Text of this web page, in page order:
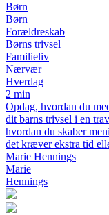
Børn
Børn
Forældreskab
Børns trivsel
Familieliv
Nærvær
Hverdag
2 min
Opdag, hvordan du
dit barns trivsel i en
hvordan du skaber
det kræver ekstra tid
Marie Hennings
Marie
Hennings